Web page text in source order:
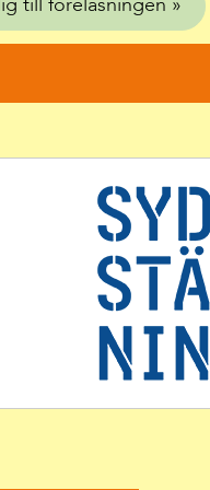
till föreläsningen